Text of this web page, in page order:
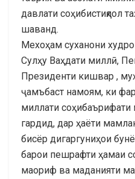
давлати соҳибистиқлол
шаванд.
Мехоҳам суханони
Сулҳу Ваҳдати миллӣ,
Президенти кишвар ,
ҷамъбаст намоям, ки
миллати
гардид, дар ҳаёти
бисёр дигаргуниҳои
барои пешрафти ҳамаи
маориф ва маданияти